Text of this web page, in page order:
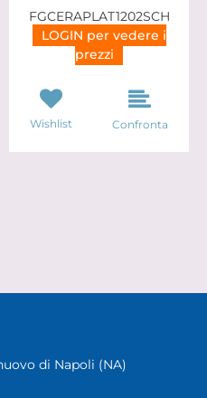
FGCERAPLAT1202SCH
LOGIN per vedere i
prezzi
Wishlist Confronta
di Napoli (NA)